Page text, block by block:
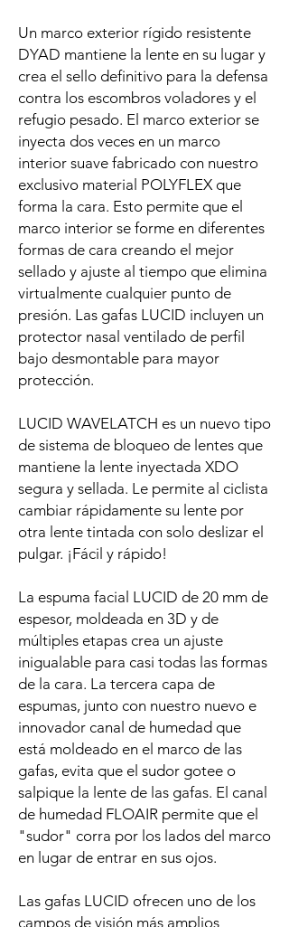
Un marco exterior rígido resistente
DYAD mantiene la lente en su lugar y
crea el sello definitivo para la defensa
contra los escombros voladores y el
refugio pesado. El marco exterior se
inyecta dos veces en un marco
interior suave fabricado con nuestro
exclusivo material POLYFLEX que
forma la cara. Esto permite que el
marco interior se forme en diferentes
formas de cara creando el mejor
sellado y ajuste al tiempo que elimina
virtualmente cualquier punto de
presión. Las gafas LUCID incluyen un
protector nasal ventilado de perfil
bajo desmontable para mayor
protección.
LUCID WAVELATCH es un nuevo tipo
de sistema de bloqueo de lentes que
mantiene la lente inyectada XDO
segura y sellada. Le permite al ciclista
cambiar rápidamente su lente por
otra lente tintada con solo deslizar el
pulgar. ¡Fácil y rápido!
La espuma facial LUCID de 20 mm de
espesor, moldeada en 3D y de
múltiples etapas crea un ajuste
inigualable para casi todas las formas
de la cara. La tercera capa de
espumas, junto con nuestro nuevo e
innovador canal de humedad que
está moldeado en el marco de las
gafas, evita que el sudor gotee o
salpique la lente de las gafas. El canal
de humedad FLOAIR permite que el
"sudor" corra por los lados del marco
en lugar de entrar en sus ojos.
Las gafas LUCID ofrecen uno de los
campos de visión más amplios